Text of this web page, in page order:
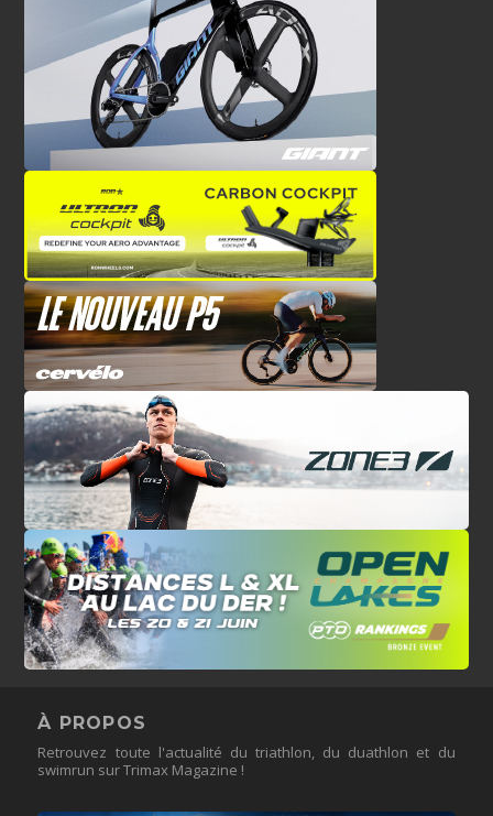
À PROPOS
Retrouvez toute l'actualité du triathlon, du duathlon et du
swimrun sur Trimax Magazine !